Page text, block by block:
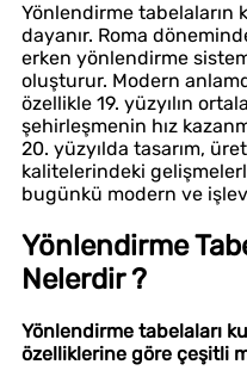
Yönlendirme tabelaların
dayanır. Roma
erken yönlendirme
oluşturur. Modern
özellikle 19. yüzyılın
şehirleşmenin hız
20. yüzyılda tasarım,
kalitelerindeki
bugünkü modern ve
Yönlendirme
Nelerdir ?
Yönlendirme tabelaları
özelliklerine göre çeşitli